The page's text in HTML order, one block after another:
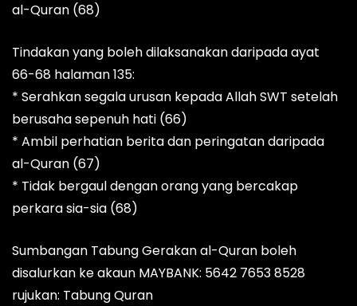
al-Quran (68)
Tindakan yang boleh dilaksanakan daripada ayat
66-68 halaman 135:
* Serahkan segala urusan kepada Allah SWT setelah
berusaha sepenuh hati (66)
* Ambil perhatian berita dan peringatan daripada
al-Quran (67)
* Tidak bergaul dengan orang yang bercakap
perkara sia-sia (68)
Sumbangan Tabung Gerakan al-Quran boleh
disalurkan ke akaun MAYBANK: 5642 7653 8528
rujukan: Tabung Quran